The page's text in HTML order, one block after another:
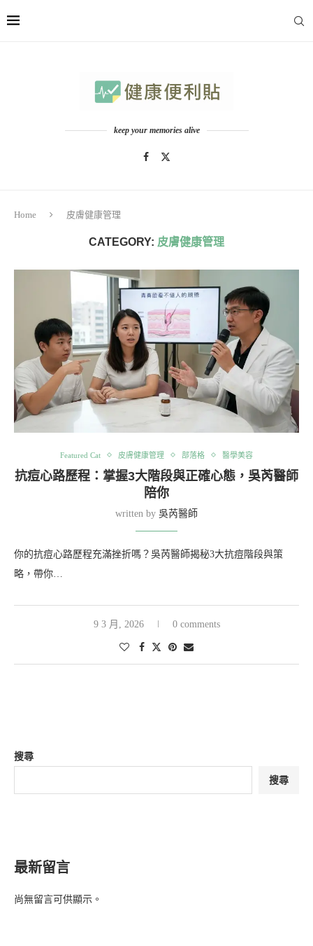
keep your memories alive
Home 皮膚健康管理
CATEGORY: 皮膚健康管理
Featured Cat 皮膚健康管理 部落格 醫學美容
抗痘心路歷程：掌握3大階段與正確心態，吳芮醫師
陪你
written by 吳芮醫師
你的抗痘心路歷程充滿挫折嗎？吳芮醫師揭秘3大抗痘階段與策
略，帶你…
9 3 月, 2026 0 comments
搜尋
搜尋
最新留言
尚無留言可供顯示。